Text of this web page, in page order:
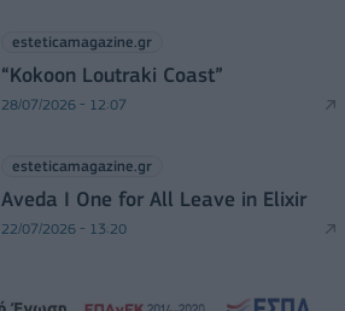
esteticamagazine.gr
“Kokoon Loutraki Coast”
28/07/2026 - 12:07
esteticamagazine.gr
Aveda I One for All Leave in Elixir
22/07/2026 - 13:20